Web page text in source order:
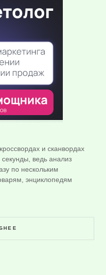
и сканвордах
ведь анализ
по нескольким
энциклопедям